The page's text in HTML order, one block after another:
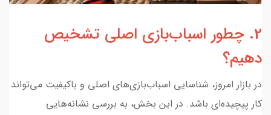
2. چطور اسباب‌بازی اصلی تشخیص
دهیم؟
در بازار امروز، شناسایی اسباب‌بازی‌های اصلی و باکیفیت می‌تواند
کار پیچیده‌ای باشد. در این بخش، به بررسی نشانه‌هایی